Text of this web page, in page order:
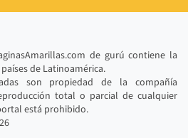
de gurú contiene la
de Latinoamérica.
son propiedad de la compañía
total o parcial de cualquier
está prohibido.